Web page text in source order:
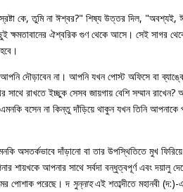
কে, তুমি না ঈশ্বর?" শিষ্য উত্তর দিল, "অবশ্যই,
ক্ষমতাবানের ঐশ্বরিক গুণ থেকে আসে। সেই সাগর
দৌড়াবেন না। আপনি যখন পোস্ট অফিসে বা
রাখতে ইচ্ছুক সেসব জায়গায় বেশি সম্মান রাখেন?
বসেন না কিন্তু দাঁড়িয়ে থাকুন যখন তিনি
দাঁড়ানো বা তার উপস্থিতিতে মুখ ফিরিয়ে
শায়খকে আপনার সাথে সর্বদা বন্ধুত্বপূর্ণ এবং দয়ালু
পোশাক পরেছে। দ সুন্নাহএই শতাব্দীতে মহানবী (দ:)-